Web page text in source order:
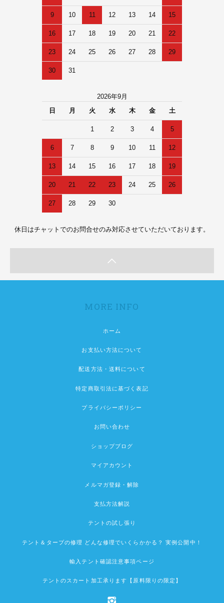
9 10 11 12 13 14 15
16 17 18 19 20 21 22
23 24 25 26 27 28 29
30 31
2026年9月
日
月 火 水 木 金 土
1 2 3 4 5
6 7 8 9 10 11 12
13 14 15 16 17 18 19
20 21 22 23 24 25 26
27 28 29 30
休日はチャットでのお問合せのみ対応させていただいております。
MORE INFO
ホーム
お支払い方法について
配送方法・送料について
特定商取引法に基づく表記
プライバシーポリシー
お問い合わせ
ショップブログ
マイアカウント
メルマガ登録・解除
支払方法解説
テントの試し張り
テント＆タープの修理 どんな修理でいくらかかる？ 実例公開中！
輸入テント確認注意事項ページ
テントのスカート加工承ります【原料限りの限定】